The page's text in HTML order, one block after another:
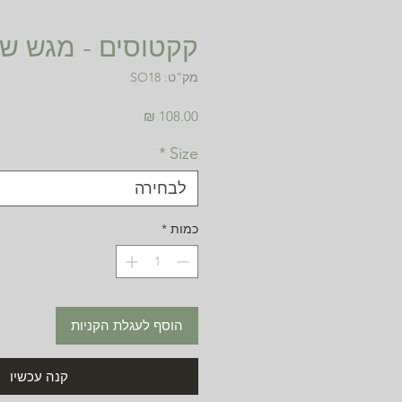
קקטוסים - מגש של 8
מק"ט: SO18
Size
*
לבחירה
כמות *
הוסף לעגלת הקניות
קנה עכשיו